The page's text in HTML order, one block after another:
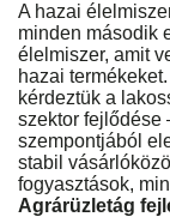
A hazai
minden második
élelmiszer, amit
hazai
kérdeztük a
szektor fejlődése
szempontjából
stabil
fogyasztások,
Agrárüzletág